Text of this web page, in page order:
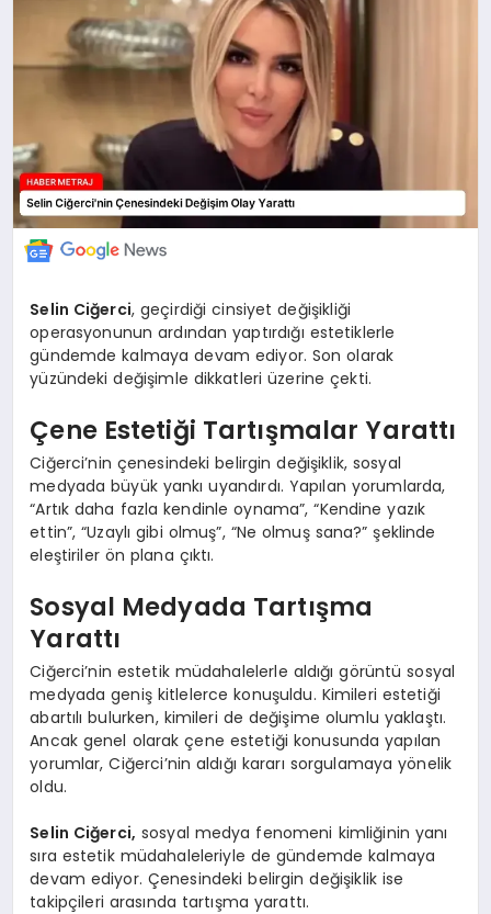
MAGAZİN
TEKNOLOJİ
SAĞLIK
EĞİTİM
Selin Ciğerci, geçirdiği cinsiyet değişikliği
operasyonunun ardından yaptırdığı estetiklerle
gündemde kalmaya devam ediyor. Son olarak
yüzündeki değişimle dikkatleri üzerine çekti.
Çene Estetiği Tartışmalar Yarattı
Ciğerci’nin çenesindeki belirgin değişiklik, sosyal
medyada büyük yankı uyandırdı. Yapılan yorumlarda,
“Artık daha fazla kendinle oynama”, “Kendine yazık
ettin”, “Uzaylı gibi olmuş”, “Ne olmuş sana?” şeklinde
eleştiriler ön plana çıktı.
Sosyal Medyada Tartışma
Yarattı
Ciğerci’nin estetik müdahalelerle aldığı görüntü sosyal
medyada geniş kitlelerce konuşuldu. Kimileri estetiği
abartılı bulurken, kimileri de değişime olumlu yaklaştı.
Ancak genel olarak çene estetiği konusunda yapılan
yorumlar, Ciğerci’nin aldığı kararı sorgulamaya yönelik
oldu.
Selin Ciğerci, sosyal medya fenomeni kimliğinin yanı
sıra estetik müdahaleleriyle de gündemde kalmaya
devam ediyor. Çenesindeki belirgin değişiklik ise
takipçileri arasında tartışma yarattı.